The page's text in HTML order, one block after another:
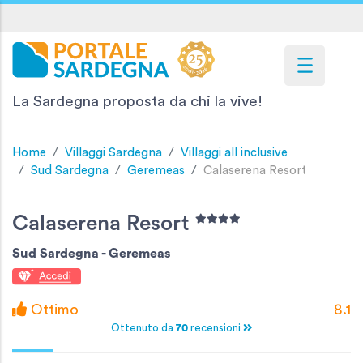
La Sardegna proposta da chi la vive!
Home Villaggi Sardegna
Villaggi all inclusive
Sud Sardegna
Geremeas Calaserena Resort
Calaserena Resort
Sud Sardegna -Geremeas
Ottimo 8.1
Ottenuto da 70recensioni